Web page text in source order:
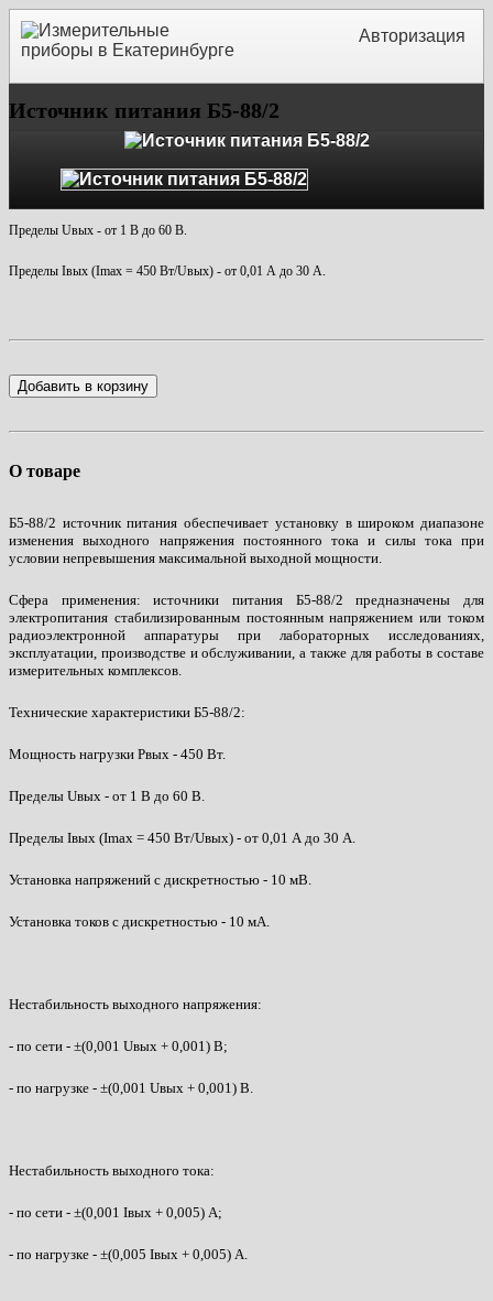
Авторизация
Источник питания Б5-88/2
Пределы Uвых - от 1 В до 60 В.
Пределы Iвых (Imax = 450 Вт/Uвых) - от 0,01 А до 30 А.
Добавить в корзину
О товаре
Б5-88/2 источник питания обеспечивает установку в широком диапазоне
изменения выходного напряжения постоянного тока и силы тока при
условии непревышения максимальной выходной мощности.
Сфера применения: источники питания Б5-88/2 предназначены для
электропитания стабилизированным постоянным напряжением или током
радиоэлектронной аппаратуры при лабораторных исследованиях,
эксплуатации, производстве и обслуживании, а также для работы в составе
измерительных комплексов.
Технические характеристики Б5-88/2:
Мощность нагрузки Pвых - 450 Вт.
Пределы Uвых - от 1 В до 60 В.
Пределы Iвых (Imax = 450 Вт/Uвых) - от 0,01 А до 30 А.
Установка напряжений с дискретностью - 10 мВ.
Установка токов с дискретностью - 10 мА.
Нестабильность выходного напряжения:
- по сети - ±(0,001 Uвых + 0,001) В;
- по нагрузке - ±(0,001 Uвых + 0,001) В.
Нестабильность выходного тока:
- по сети - ±(0,001 Iвых + 0,005) А;
- по нагрузке - ±(0,005 Iвых + 0,005) А.